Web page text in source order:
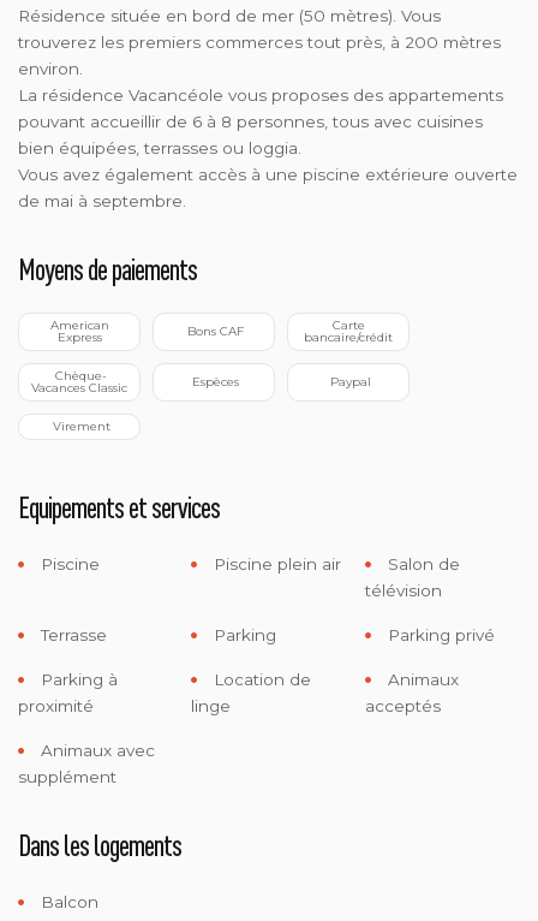
Résidence située en bord de mer (50 mètres). Vous
trouverez les premiers commerces tout près, à 200 mètres
environ.
La résidence Vacancéole vous proposes des appartements
pouvant accueillir de 6 à 8 personnes, tous avec cuisines
bien équipées, terrasses ou loggia.
Vous avez également accès à une piscine extérieure ouverte
de mai à septembre.
Moyens de paiements
Express Bons CAF bancaire/crédit
Vacances Classic Espèces Paypal
Virement
Equipements et services
Piscine Piscine plein air
Salon de
télévision
Terrasse Parking Parking privé
Parking à
proximité
Location de
linge
Animaux
acceptés
Animaux avec
supplément
Dans les logements
Balcon